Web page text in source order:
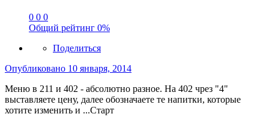
0 0 0
Общий рейтинг 0%
Поделиться
Опубликовано 10 января, 2014
Меню в 211 и 402 - абсолютно разное. На 402 чрез "4"
выставляете цену, далее обозначаете те напитки, которые
хотите изменить и ...Старт